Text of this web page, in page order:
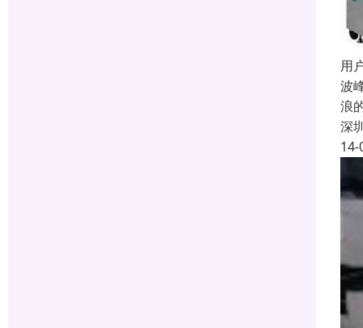
用
波
浪
深
14-